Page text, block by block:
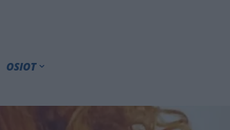
OSIOT